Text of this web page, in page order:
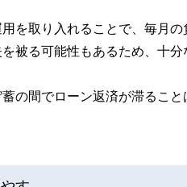
を取り入れることで、毎月
被る可能性もあるため、十分
の間でローン返済が滞るこ